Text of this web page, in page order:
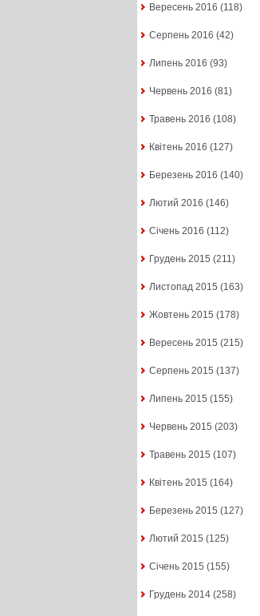
Вересень 2016 (118)
Серпень 2016 (42)
Липень 2016 (93)
Червень 2016 (81)
Травень 2016 (108)
Квітень 2016 (127)
Березень 2016 (140)
Лютий 2016 (146)
Січень 2016 (112)
Грудень 2015 (211)
Листопад 2015 (163)
Жовтень 2015 (178)
Вересень 2015 (215)
Серпень 2015 (137)
Липень 2015 (155)
Червень 2015 (203)
Травень 2015 (107)
Квітень 2015 (164)
Березень 2015 (127)
Лютий 2015 (125)
Січень 2015 (155)
Грудень 2014(258)